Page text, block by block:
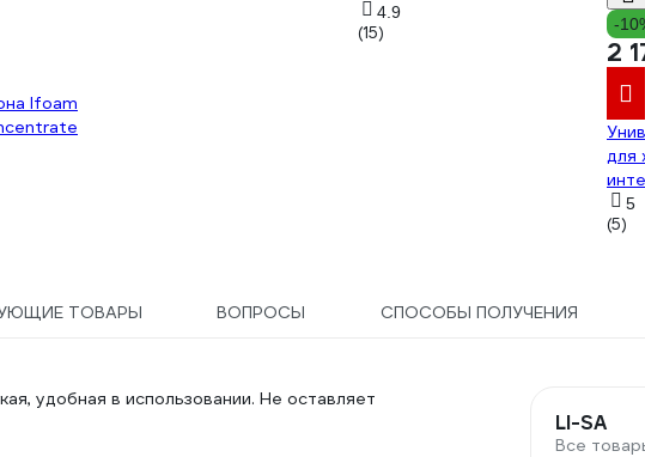
Ifoam
4607002303519
4.9
(15) -
2
для
5
(5)
ТОВАРЫ ВОПРОСЫ СПОСОБЫ ПОЛУЧЕНИЯ
удобная в использовании. Не оставляет
LI-SA
Все